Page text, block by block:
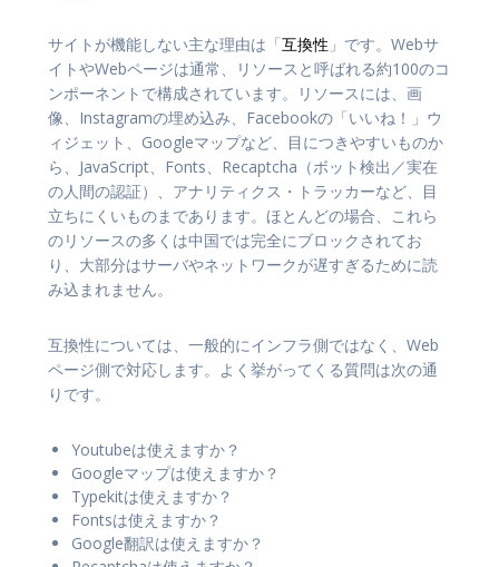
サイトが機能しない主な理由は「互換性 」です。Webサ
イトやWebページは通常、リソースと呼ばれる約100のコ
ンポーネントで構成されています。リソースには、画
像、Instagramの埋め込み、Facebookの「いいね！」ウ
ィジェット、Googleマップなど、目につきやすいものか
ら、JavaScript、Fonts、Recaptcha（ボット検出／実在
の人間の認証）、アナリティクス・トラッカーなど、目
立ちにくいものまであります。ほとんどの場合、これら
のリソースの多くは中国では完全にブロックされてお
り、大部分はサーバやネットワークが遅すぎるために読
み込まれません。
互換性については、一般的にインフラ側ではなく、Web
ページ側で対応します。よく挙がってくる質問は次の通
りです。
Youtubeは使えますか？
Googleマップは使えますか？
Typekitは使えますか？
Fontsは使えますか？
Google翻訳は使えますか？